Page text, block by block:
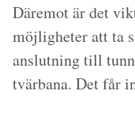
Däremot är det
möjligheter att ta
anslutning till
tvärbana. Det får